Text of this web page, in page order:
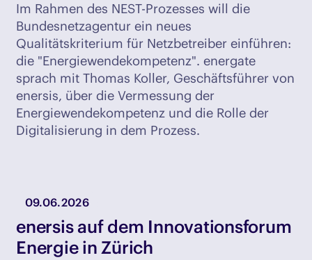
Im Rahmen des NEST-Prozesses will die
Bundesnetzagentur ein neues
Qualitätskriterium für Netzbetreiber einführen:
die "Energiewendekompetenz". energate
sprach mit Thomas Koller, Geschäftsführer von
enersis, über die Vermessung der
Energiewendekompetenz und die Rolle der
Digitalisierung in dem Prozess.
09.06.2026
enersis auf dem Innovationsforum
Energie in Zürich